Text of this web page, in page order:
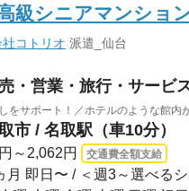
シニアマンショ
コトリオ 派遣_仙台
・営業・旅行・サービ
をサポート！／ホテルのような館
市 / 名取駅（車10分）
～2,062円 交通費全額支給